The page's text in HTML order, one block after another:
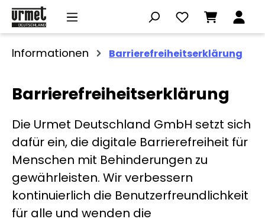
Zum Hauptinhalt springen
Informationen Barrierefreiheitserklärung
Barrierefreiheitserklärung
Die Urmet Deutschland GmbH setzt sich
dafür ein, die digitale Barrierefreiheit für
Menschen mit Behinderungen zu
gewährleisten. Wir verbessern
kontinuierlich die Benutzerfreundlichkeit
für alle und wenden die